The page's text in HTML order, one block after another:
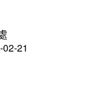
21